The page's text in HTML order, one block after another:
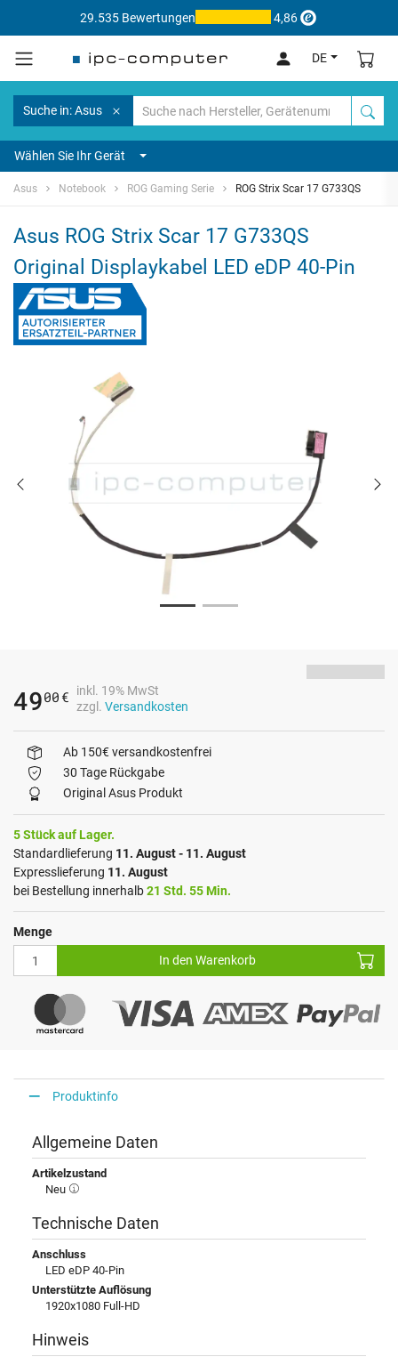
29.535 Bewertungen 4,86
DE
Suche in: Asus
Wählen Sie Ihr Gerät
Asus Notebook ROG Gaming Serie ROG Strix Scar 17 G733QS
Asus ROG Strix Scar 17 G733QS
Original Displaykabel LED eDP 40-Pin
4900 €
inkl. 19% MwSt
zzgl. Versandkosten
Ab 150€ versandkostenfrei
30 Tage Rückgabe
Original Asus Produkt
5 Stück auf Lager.
Standardlieferung 11. August - 11. August
Expresslieferung 11. August
bei Bestellung innerhalb21 Std. 55 Min.
Menge
In den Warenkorb
Produktinfo
Allgemeine Daten
Artikelzustand
Neu
Technische Daten
Anschluss
LED eDP 40-Pin
Unterstützte Auflösung
1920x1080 Full-HD
Hinweis